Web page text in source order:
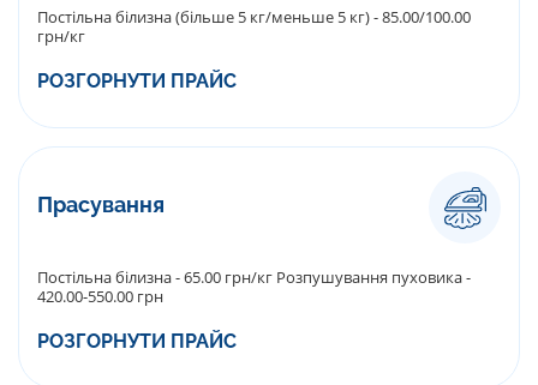
Постільна білизна (більше 5 кг/меньше 5 кг) - 85.00/100.00
грн/кг
РОЗГОРНУТИ ПРАЙС
Прасування
Постільна білизна - 65.00 грн/кг Розпушування пуховика -
420.00-550.00 грн
РОЗГОРНУТИ ПРАЙС